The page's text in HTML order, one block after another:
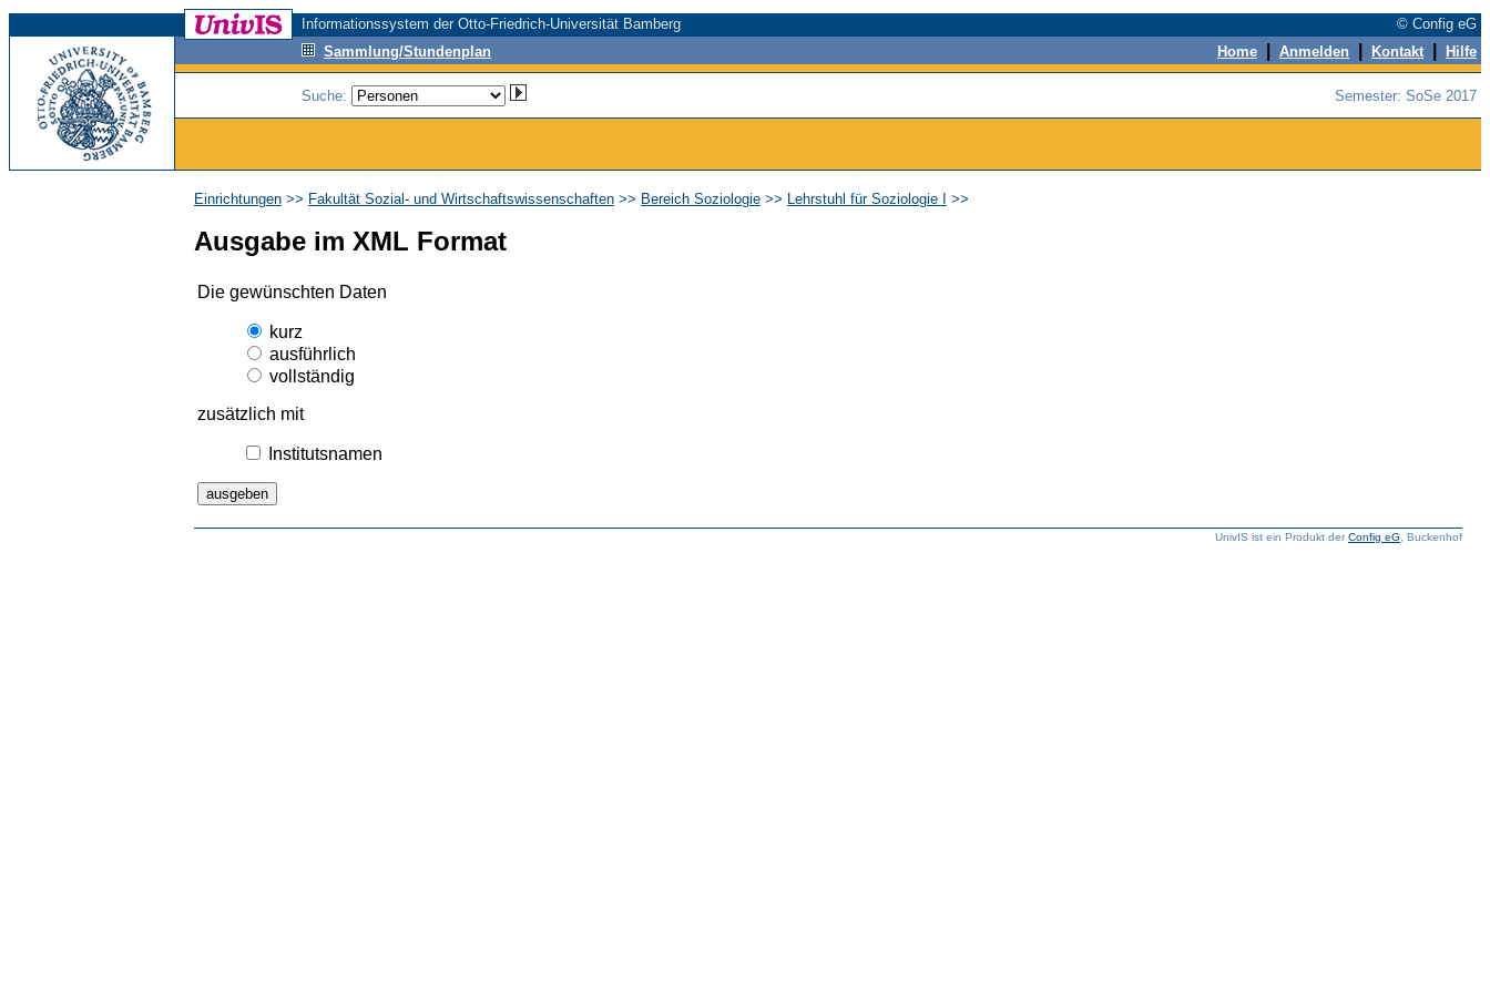
Informationssystem der Otto-Friedrich-Universität Bamberg
© Config eG
Sammlung/Stundenplan
Home Anmelden Kontakt Hilfe
Suche: Semester: SoSe 2017
Einrichtungen >> Fakultät Sozial- und Wirtschaftswissenschaften >> Bereich Soziologie >> Lehrstuhl für Soziologie I >>
Ausgabe im XML Format
Die gewünschten Daten
kurz
ausführlich
vollständig
zusätzlich mit
Institutsnamen
UnivIS ist ein Produkt derConfig eG , Buckenhof